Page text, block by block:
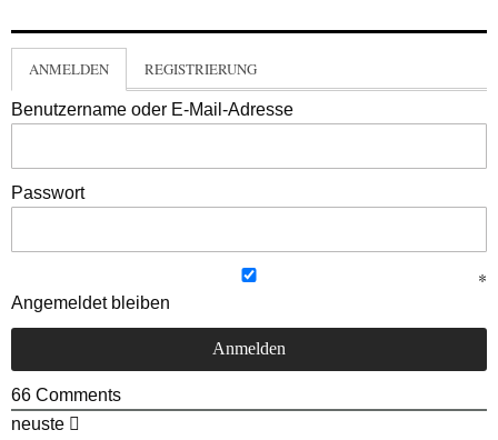
ANMELDEN REGISTRIERUNG
Benutzername oder E-Mail-Adresse
Passwort
Angemeldet bleiben
66 Comments
neuste